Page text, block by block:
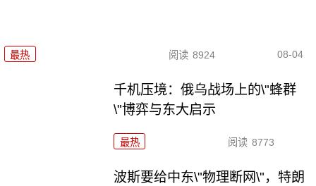
最热 阅读 8924 08-04
千机压境：俄乌战场上的\"蜂群
\"博弈与东大启示
最热 阅读 8773
波斯要给中东\"物理断网\"，特朗